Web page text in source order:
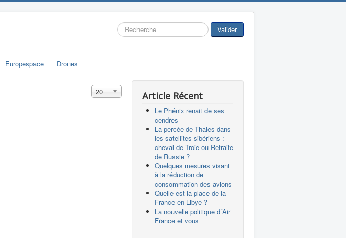
Rechercher Valider
Europespace Drones
Affichage #
20
Article Récent
Le Phénix renait de ses
cendres
La percée de Thales dans
les satellites sibériens :
cheval de Troie ou Retraite
de Russie ?
Quelques mesures visant
à la réduction de
consommation des avions
Quelle-est la place de la
France en Libye ?
La nouvelle politique d´Air
France et vous